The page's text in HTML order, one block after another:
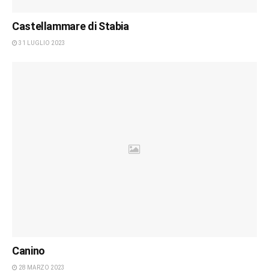
Castellammare di Stabia
31 LUGLIO 2023
Canino
28 MARZO 2023